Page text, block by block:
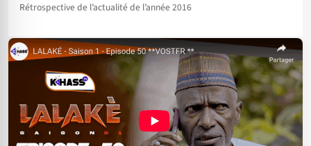
Rétrospective de l’actualité de l’année 2016